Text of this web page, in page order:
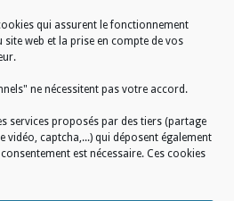
qui assurent le fonctionnement
web et la prise en compte de vos
ne nécessitent pas votre accord.
services proposés par des tiers (partage
vidéo, captcha,...) qui déposent également
est nécessaire. Ces cookies